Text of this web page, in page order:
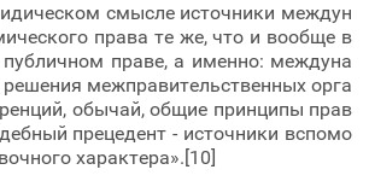
смысле источники междун
права те же, что и вообще в
праве, а именно: междуна
межправительственных орга
обычай, общие принципы прав
прецедент - источники вспомо
характера».[10]